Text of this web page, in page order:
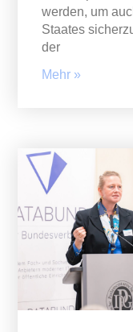
werden, um
Staates
der
Mehr »